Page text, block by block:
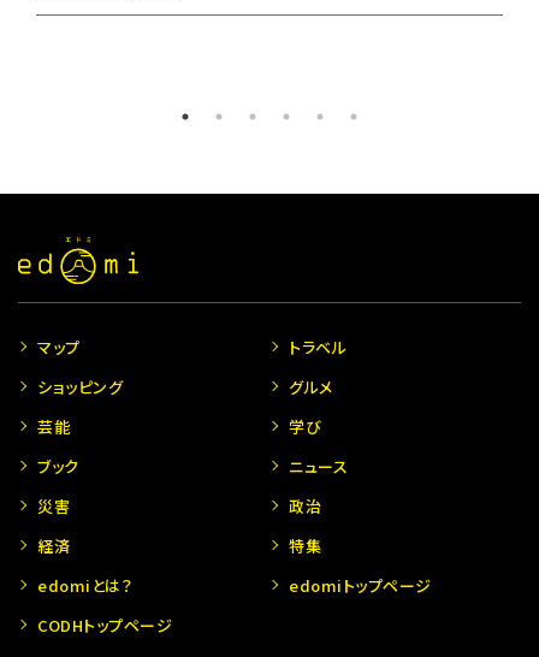
マップ
トラベル
ショッピング
グルメ
芸能
学び
ブック
ニュース
災害
政治
経済
特集
edomiとは？
edomiトップページ
CODHトップページ